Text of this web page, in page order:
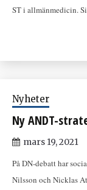
ST i allmänmedicin.
Nyheter
Ny ANDT-
mars 19, 2021
På DN-debatt har
Nilsson och Nicklas